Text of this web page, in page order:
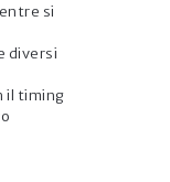
si
diversi
il timing